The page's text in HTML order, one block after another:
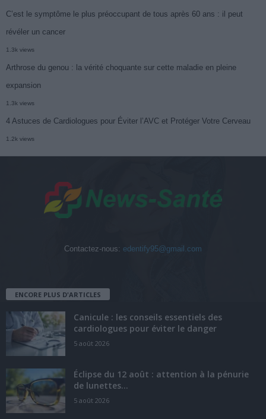
C’est le symptôme le plus préoccupant de tous après 60 ans : il peut
révéler un cancer
1.3k views
Arthrose du genou : la vérité choquante sur cette maladie en pleine
expansion
1.3k views
4 Astuces de Cardiologues pour Éviter l’AVC et Protéger Votre Cerveau
1.2k views
Contactez-nous: edentify95@gmail.com
ENCORE PLUS D'ARTICLES
Canicule : les conseils essentiels des
cardiologues pour éviter le danger
5 août 2026
Éclipse du 12 août : attention à la pénurie
de lunettes...
5 août 2026